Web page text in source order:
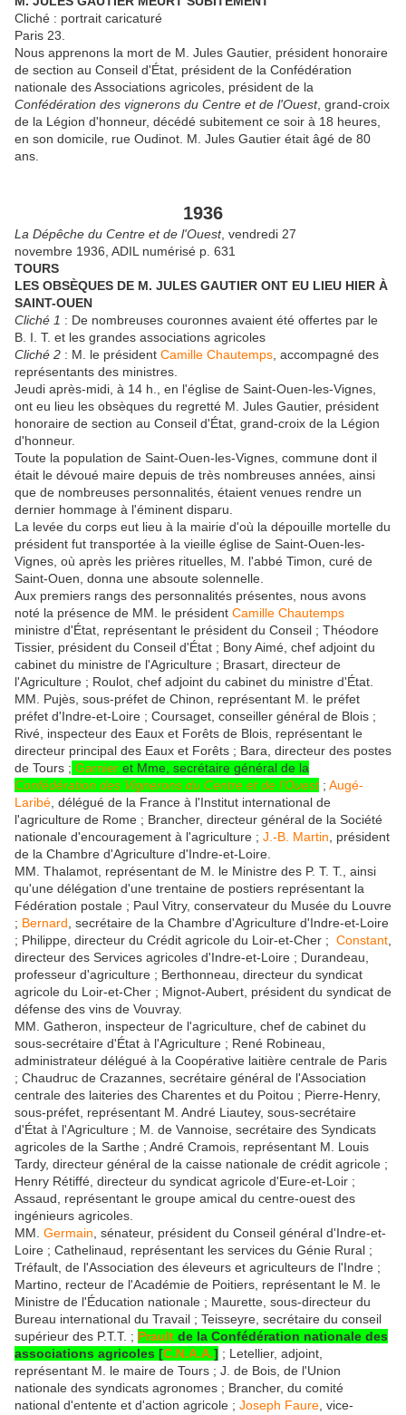
Cliché : portrait caricaturé
Paris 23.
Nous apprenons la mort de M. Jules Gautier, président honoraire
de section au Conseil d'État, président de la Confédération
nationale des Associations agricoles, président de la
Confédération des vignerons du Centre et de l'Ouest, grand-croix
de la Légion d'honneur, décédé subitement ce soir à 18 heures,
en son domicile, rue Oudinot. M. Jules Gautier était âgé de 80
ans.
1936
La Dépêche du Centre et de l'Ouest , vendredi 27
novembre 1936, ADIL numérisé p. 631
TOURS
LES OBSÈQUES DE M. JULES GAUTIER ONT EU LIEU HIER À
SAINT-OUEN
Cliché 1 : De nombreuses couronnes avaient été offertes par le
B. I. T. et les grandes associations agricoles
Cliché 2 : M. le président Camille Chautemps , accompagné des
représentants des ministres.
Jeudi après-midi, à 14 h., en l'église de Saint-Ouen-les-Vignes,
ont eu lieu les obsèques du regretté M. Jules Gautier, président
honoraire de section au Conseil d'État, grand-croix de la Légion
d'honneur.
Toute la population de Saint-Ouen-les-Vignes, commune dont il
était le dévoué maire depuis de très nombreuses années, ainsi
que de nombreuses personnalités, étaient venues rendre un
dernier hommage à l'éminent disparu.
La levée du corps eut lieu à la mairie d'où la dépouille mortelle du
président fut transportée à la vieille église de Saint-Ouen-les-
Vignes, où après les prières rituelles, M. l'abbé Timon, curé de
Saint-Ouen, donna une absoute solennelle.
Aux premiers rangs des personnalités présentes, nous avons
noté la présence de MM. le président Camille Chautemps
ministre d'État, représentant le président du Conseil ; Théodore
Tissier, président du Conseil d'État ; Bony Aimé, chef adjoint du
cabinet du ministre de l'Agriculture ; Brasart, directeur de
l'Agriculture ; Roulot, chef adjoint du cabinet du ministre d'État.
MM. Pujès, sous-préfet de Chinon, représentant M. le préfet
préfet d'Indre-et-Loire ; Coursaget, conseiller général de Blois ;
Rivé, inspecteur des Eaux et Forêts de Blois, représentant le
directeur principal des Eaux et Forêts ; Bara, directeur des postes
de Tours ; Garnier et Mme, secrétaire général de la
Confédération des Vignerons du Centre et de l'Ouest ; Augé-
Laribé , délégué de la France à l'Institut international de
l'agriculture de Rome ; Brancher, directeur général de la Société
nationale d'encouragement à l'agriculture ; J.-B. Martin , président
de la Chambre d'Agriculture d'Indre-et-Loire.
MM. Thalamot, représentant de M. le Ministre des P. T. T., ainsi
qu'une délégation d'une trentaine de postiers représentant la
Fédération postale ; Paul Vitry, conservateur du Musée du Louvre
; Bernard , secrétaire de la Chambre d'Agriculture d'Indre-et-Loire
; Philippe, directeur du Crédit agricole du Loir-et-Cher ; Constant
directeur des Services agricoles d'Indre-et-Loire ; Durandeau,
professeur d'agriculture ; Berthonneau, directeur du syndicat
agricole du Loir-et-Cher ; Mignot-Aubert, président du syndicat de
défense des vins de Vouvray.
MM. Gatheron, inspecteur de l'agriculture, chef de cabinet du
sous-secrétaire d'État à l'Agriculture ; René Robineau,
administrateur délégué à la Coopérative laitière centrale de Paris
; Chaudruc de Crazannes, secrétaire général de l'Association
centrale des laiteries des Charentes et du Poitou ; Pierre-Henry,
sous-préfet, représentant M. André Liautey, sous-secrétaire
d'État à l'Agriculture ; M. de Vannoise, secrétaire des Syndicats
agricoles de la Sarthe ; André Cramois, représentant M. Louis
Tardy, directeur général de la caisse nationale de crédit agricole ;
Henry Rétiffé, directeur du syndicat agricole d'Eure-et-Loir ;
Assaud, représentant le groupe amical du centre-ouest des
ingénieurs agricoles.
MM. Germain , sénateur, président du Conseil général d'Indre-et-
Loire ; Cathelinaud, représentant les services du Génie Rural ;
Tréfault, de l'Association des éleveurs et agriculteurs de l'Indre ;
Martino, recteur de l'Académie de Poitiers, représentant le M. le
Ministre de l'Éducation nationale ; Maurette, sous-directeur du
Bureau international du Travail ; Teisseyre, secrétaire du conseil
supérieur des P.T.T. ; Prault de la Confédération nationale des
associations agricoles [C.N.A.A.] ; Letellier, adjoint,
représentant M. le maire de Tours ; J. de Bois, de l'Union
nationale des syndicats agronomes ; Brancher, du comité
national d'entente et d'action agricole ; Joseph Faure , vice-